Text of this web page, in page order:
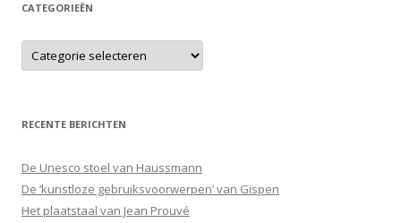
CATEGORIEËN
RECENTE BERICHTEN
De Unesco stoel van Haussmann
De ‘kunstloze gebruiksvoorwerpen’ van Gispen
Het plaatstaal van Jean Prouvé